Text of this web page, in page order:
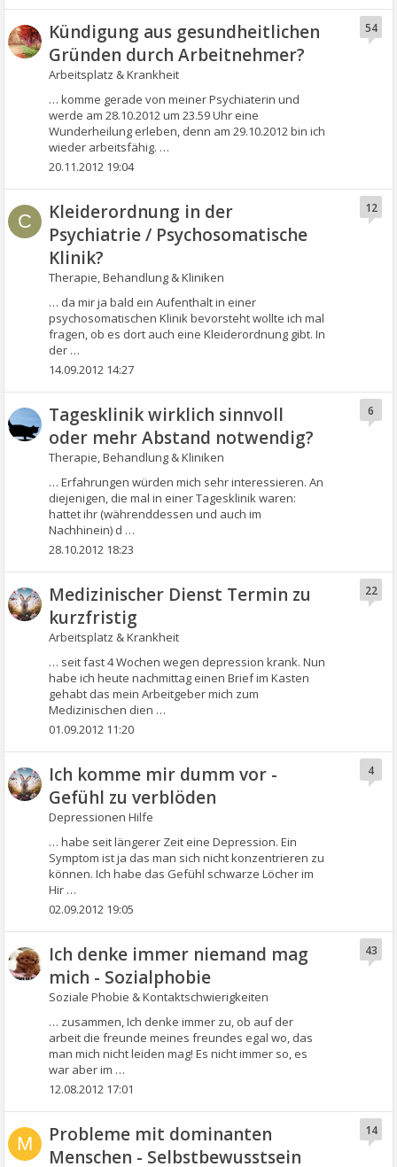
Kündigung aus gesundheitlichen
Gründen durch Arbeitnehmer?
Arbeitsplatz & Krankheit
… komme gerade von meiner Psychiaterin und
werde am 28.10.2012 um 23.59 Uhr eine
Wunderheilung erleben, denn am 29.10.2012 bin ich
wieder arbeitsfähig. …
54
20.11.2012 19:04
C
Kleiderordnung in der
Psychiatrie / Psychosomatische
Klinik?
Therapie, Behandlung & Kliniken
… da mir ja bald ein Aufenthalt in einer
psychosomatischen Klinik bevorsteht wollte ich mal
fragen, ob es dort auch eine Kleiderordnung gibt. In
der …
12
14.09.2012 14:27
Tagesklinik wirklich sinnvoll
oder mehr Abstand notwendig?
Therapie, Behandlung & Kliniken
… Erfahrungen würden mich sehr interessieren. An
diejenigen, die mal in einer Tagesklinik waren:
hattet ihr (währenddessen und auch im
Nachhinein) d …
6
28.10.2012 18:23
Medizinischer Dienst Termin zu
kurzfristig
Arbeitsplatz & Krankheit
… seit fast 4 Wochen wegen depression krank. Nun
habe ich heute nachmittag einen Brief im Kasten
gehabt das mein Arbeitgeber mich zum
Medizinischen dien …
22
01.09.2012 11:20
Ich komme mir dumm vor -
Gefühl zu verblöden
Depressionen Hilfe
… habe seit längerer Zeit eine Depression. Ein
Symptom ist ja das man sich nicht konzentrieren zu
können. Ich habe das Gefühl schwarze Löcher im
Hir …
4
02.09.2012 19:05
Ich denke immer niemand mag
mich - Sozialphobie
Soziale Phobie & Kontaktschwierigkeiten
… zusammen, Ich denke immer zu, ob auf der
arbeit die freunde meines freundes egal wo, das
man mich nicht leiden mag! Es nicht immer so, es
war aber im …
43
12.08.2012 17:01
M
Probleme mit dominanten
Menschen - Selbstbewusstsein
14